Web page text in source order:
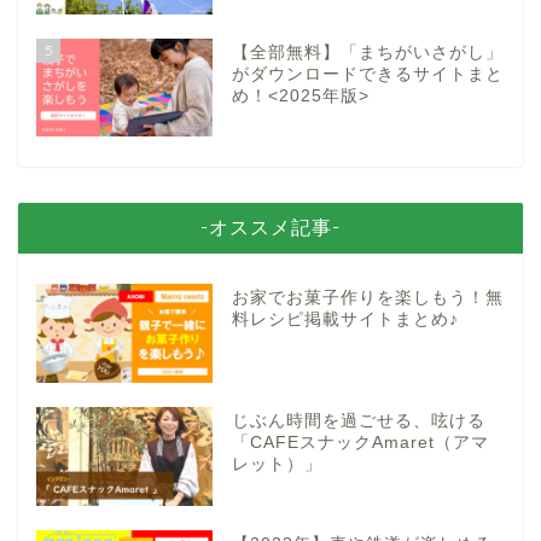
5
【全部無料】「まちがいさがし」
がダウンロードできるサイトまと
め！<2025年版>
-オススメ記事-
お家でお菓子作りを楽しもう！無
料レシピ掲載サイトまとめ♪
じぶん時間を過ごせる、呟ける
「CAFEスナックAmaret（アマ
レット）」